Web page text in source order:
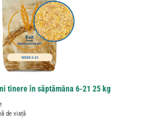
tinere în săptămâna 6-21 25 kg
de viață